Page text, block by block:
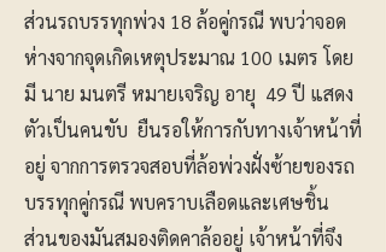
ส่วนรถบรรทุกพ่วง 18 ล้อคู่กรณี พบว่าจอด
ห่างจากจุดเกิดเหตุประมาณ 100 เมตร โดย
มี นาย มนตรี หมายเจริญ อายุ 49 ปี แสดง
ตัวเป็นคนขับ ยืนรอให้การกับทางเจ้าหน้าที่
อยู่ จากการตรวจสอบที่ล้อพ่วงฝั่งซ้ายของรถ
บรรทุกคู่กรณี พบคราบเลือดและเศษชิ้น
ส่วนของมันสมองติดคาล้ออยู่ เจ้าหน้าที่จึง